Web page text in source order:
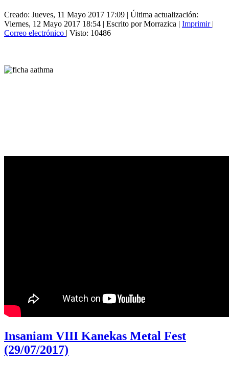
Creado: Jueves, 11 Mayo 2017 17:09 | Última actualización:
Viernes, 12 Mayo 2017 18:54 | Escrito por Morrazica | Imprimir |
Correo electrónico | Visto: 10486
Insaniam VIII Kanekas Metal Fest
(29/07/2017)